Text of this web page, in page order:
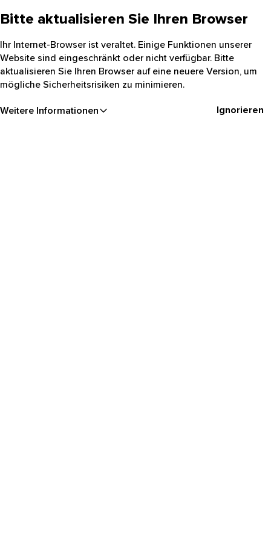
Bitte aktualisieren Sie Ihren Browser
Ihr Internet-Browser ist veraltet. Einige Funktionen unserer
Website sind eingeschränkt oder nicht verfügbar. Bitte
aktualisieren Sie Ihren Browser auf eine neuere Version, um
mögliche Sicherheitsrisiken zu minimieren.
Weitere Informationen Ignorieren